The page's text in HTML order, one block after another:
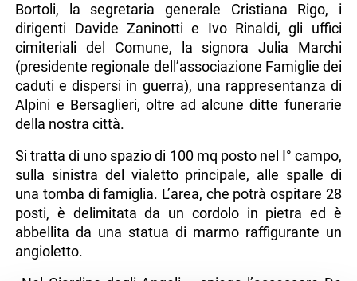
Bortoli, la segretaria generale Cristiana Rigo, i
dirigenti Davide Zaninotti e Ivo Rinaldi, gli uffici
cimiteriali del Comune, la signora Julia Marchi
(presidente regionale dell’associazione Famiglie dei
caduti e dispersi in guerra), una rappresentanza di
Alpini e Bersaglieri, oltre ad alcune ditte funerarie
della nostra città.
Si tratta di uno spazio di 100 mq posto nel I° campo,
sulla sinistra del vialetto principale, alle spalle di
una tomba di famiglia. L’area, che potrà ospitare 28
posti, è delimitata da un cordolo in pietra ed è
abbellita da una statua di marmo raffigurante un
angioletto.